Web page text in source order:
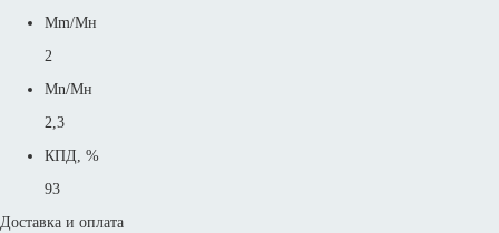
Mm/Mн
2
Mn/Mн
2,3
КПД, %
93
Доставка и оплата